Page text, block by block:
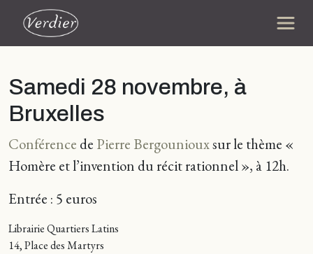
Samedi 28 novembre, à
Bruxelles
Conférence de Pierre Bergouniouxsur le thème «
Homère et l’invention du récit rationnel », à 12h.
Entrée : 5 euros
Librairie Quartiers Latins
14, Place des Martyrs